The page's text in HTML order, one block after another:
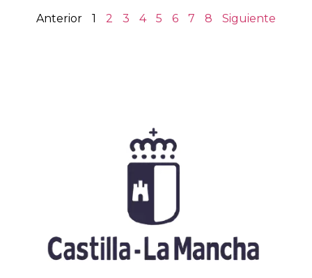
Anterior 1 2 3 4 5 6 7 8 Siguiente